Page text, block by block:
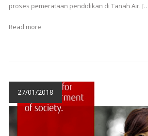
proses pemerataan pendidikan di Tanah Air.
Read more
27/01/2018